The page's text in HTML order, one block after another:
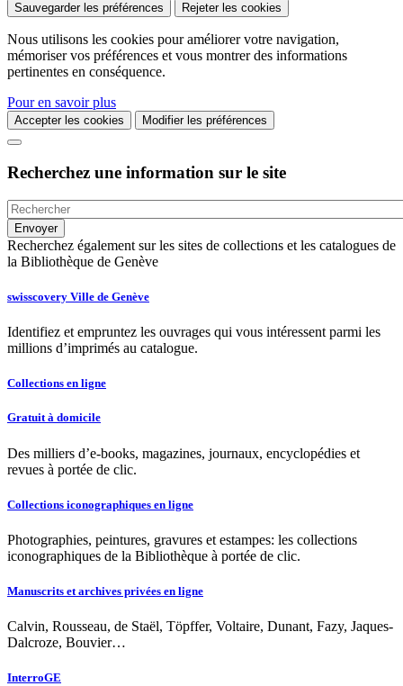
Sauvegarder les préférences Rejeter les cookies
Nous utilisons les cookies pour améliorer votre navigation,
mémoriser vos préférences et vous montrer des informations
pertinentes en conséquence.
Pour en savoir plus
Accepter les cookies Modifier les préférences
Recherchez une information sur le site
Recherchez également sur les sites de collections et les catalogues de
la Bibliothèque de Genève
swisscovery Ville de Genève
Identifiez et empruntez les ouvrages qui vous intéressent parmi les
millions d’imprimés au catalogue.
Collections en ligne
Gratuit à domicile
Des milliers d’e-books, magazines, journaux, encyclopédies et
revues à portée de clic.
Collections iconographiques en ligne
Photographies, peintures, gravures et estampes: les collections
iconographiques de la Bibliothèque à portée de clic.
Manuscrits et archives privées en ligne
Calvin, Rousseau, de Staël, Töpffer, Voltaire, Dunant, Fazy, Jaques-
Dalcroze, Bouvier…
InterroGE